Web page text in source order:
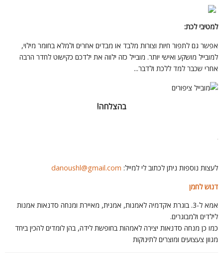
לכת:
גם לתפור חיות וצורות מלבד או מבדים אחרים ולמלא בחומר מילוי,
מושקע ואישי יותר. מובייל כזה ילווה את ילדכם כקישוט לחדר הרבה
שכבר למד ללכת ולדבר...
בהצלחה!
נוספות ניתן לכתוב לי למייל:danoushl@gmail.com
לחמן
אמא ל-3. בוגרת אקדמיה לאמנות, אמנית, מאיירת ומנחה סדנאות אמנות
ולמבוגרים.
כן מנחה סדנאות יצירה לאמהות בחופשת לידה, בהן לומדים להכין ביחד
צעצועים ומוצרים לתינוקות